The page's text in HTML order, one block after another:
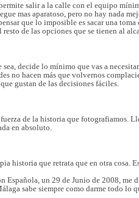
salir a la calle con el equipo
mas aparatoso, pero no hay nada
que lo imposible es sacar una
de las opciones que se tienen al
decide lo mínimo que vas a
no hacen más que volvernos
gustan de las decisiones fáciles.
de la historia que fotografiamos.
en absoluto.
historia que retrata que en otra
Española, un 29 de Junio de 2008, me
sabe siempre como darme todo lo